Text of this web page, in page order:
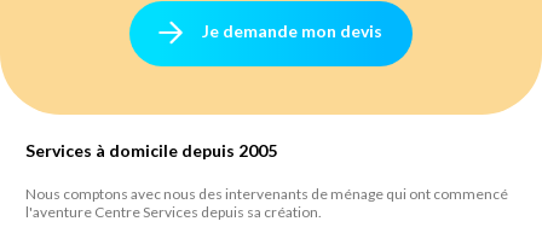
Je demande mon devis
Services à domicile depuis 2005
Nous comptons avec nous des intervenants de ménage qui ont commencé
l'aventure Centre Services depuis sa création.